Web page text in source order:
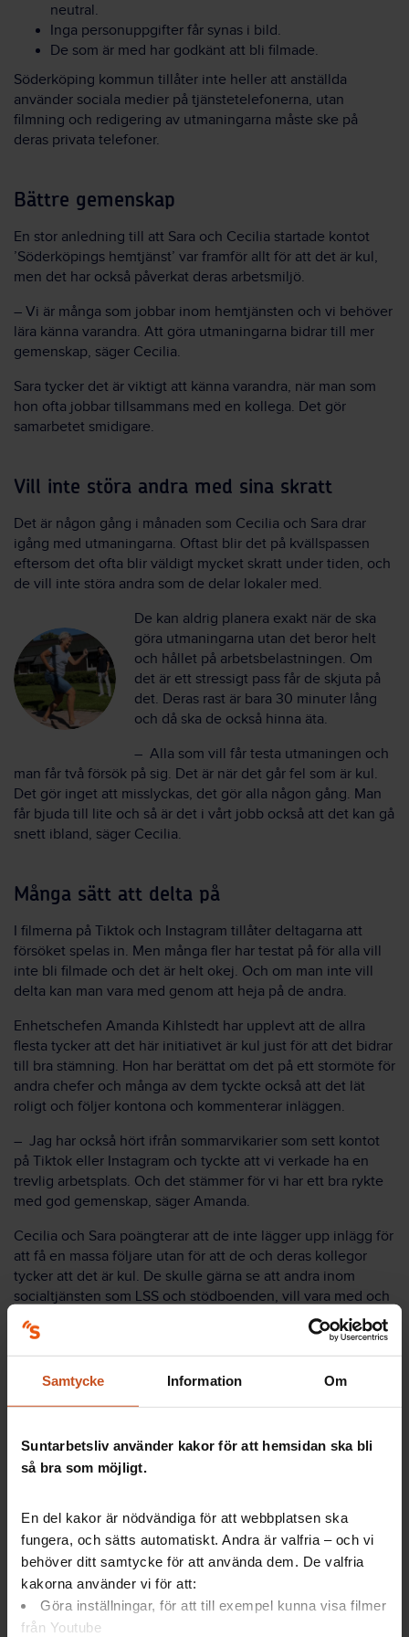
Samtycke Information Om
Suntarbetsliv använder kakor för att hemsidan ska bli
så bra som möjligt.
En del kakor är nödvändiga för att webbplatsen ska
fungera, och sätts automatiskt. Andra är valfria – och vi
behöver ditt samtycke för att använda dem. De valfria
kakorna använder vi för att:
Göra inställningar, för att till exempel kunna visa filmer
från Youtube
neutral.
Inga personuppgifter får synas i bild.
De som är med har godkänt att bli filmade.
Söderköping kommun tillåter inte heller att anställda
använder sociala medier på tjänstetelefonerna, utan
filmning och redigering av utmaningarna måste ske på
deras privata telefoner.
Bättre gemenskap
En stor anledning till att Sara och Cecilia startade kontot
’Söderköpings hemtjänst’ var framför allt för att det är kul,
men det har också påverkat deras arbetsmiljö.
– Vi är många som jobbar inom hemtjänsten och vi behöver
lära känna varandra. Att göra utmaningarna bidrar till mer
gemenskap, säger Cecilia.
Sara tycker det är viktigt att känna varandra, när man som
hon ofta jobbar tillsammans med en kollega. Det gör
samarbetet smidigare.
Vill inte störa andra med sina skratt
Det är någon gång i månaden som Cecilia och Sara drar
igång med utmaningarna. Oftast blir det på kvällspassen
eftersom det ofta blir väldigt mycket skratt under tiden, och
de vill inte störa andra som de delar lokaler med.
De kan aldrig planera exakt när de ska
göra utmaningarna utan det beror helt
och hållet på arbetsbelastningen. Om
det är ett stressigt pass får de skjuta på
det. Deras rast är bara 30 minuter lång
och då ska de också hinna äta.
– Alla som vill får testa utmaningen och
man får två försök på sig. Det är när det går fel som är kul.
Det gör inget att misslyckas, det gör alla någon gång. Man
får bjuda till lite och så är det i vårt jobb också att det kan gå
snett ibland, säger Cecilia.
Många sätt att delta på
I filmerna på Tiktok och Instagram tillåter deltagarna att
försöket spelas in. Men många fler har testat på för alla vill
inte bli filmade och det är helt okej. Och om man inte vill
delta kan man vara med genom att heja på de andra.
Enhetschefen Amanda Kihlstedt har upplevt att de allra
flesta tycker att det här initiativet är kul just för att det bidrar
till bra stämning. Hon har berättat om det på ett stormöte för
andra chefer och många av dem tyckte också att det lät
roligt och följer kontona och kommenterar inläggen.
– Jag har också hört ifrån sommarvikarier som sett kontot
på Tiktok eller Instagram och tyckte att vi verkade ha en
trevlig arbetsplats. Och det stämmer för vi har ett bra rykte
med god gemenskap, säger Amanda.
Cecilia och Sara poängterar att de inte lägger upp inlägg för
att få en massa följare utan för att de och deras kollegor
tycker att det är kul. De skulle gärna se att andra inom
socialtjänsten som LSS och stödboenden, vill vara med och
göra utmaningar med dem, och även i andra kommuner.
– Jag får jättemycket energi av att göra utmaningarna. Då
pratar vi om annat än det vanliga och bara skrattar och har
kul, säger Sara.
– När vi har en ny kul utmaning på gång så ser vi fram emot